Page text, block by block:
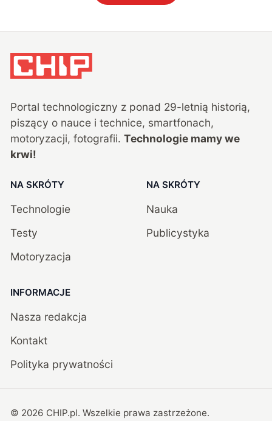
Portal technologiczny z ponad 29-letnią historią,
piszący o nauce i technice, smartfonach,
motoryzacji, fotografii. Technologie mamy we
krwi!
NA SKRÓTY
Technologie
Testy
Motoryzacja
NA SKRÓTY
Nauka
Publicystyka
INFORMACJE
Nasza redakcja
Kontakt
Polityka prywatności
© 2026 CHIP.pl. Wszelkie prawa zastrzeżone.